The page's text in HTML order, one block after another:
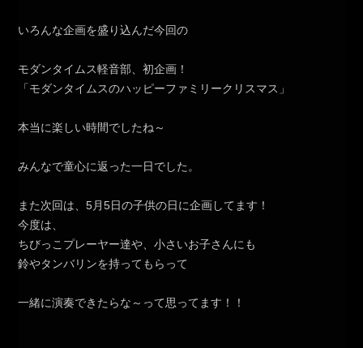
いろんな企画を盛り込んだ今回の
モダンタイムス軽音部、初企画！
「モダンタイムスのハッピーファミリークリスマス」
本当に楽しい時間でしたね～
みんなで童心に返った一日でした。
また次回は、5月5日の子供の日に企画してます！
今度は、
ちびっこプレーヤー達や、小さいお子さんにも
鈴やタンバリンを持ってもらって
一緒に演奏できたらな～って思ってます！！